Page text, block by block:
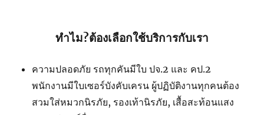
ทำไม?ต้องเลือกใช้บริการกับเรา
ความปลอดภัย รถทุกคันมีใบ ปจ.2 และ คป.2
พนักงานมีใบเซอร์บังคับเครน ผู้ปฏิบัติงานทุกคนต้อง
สวมใส่หมวกนิรภัย, รองเท้านิรภัย, เสื้อสะท้อนแสง